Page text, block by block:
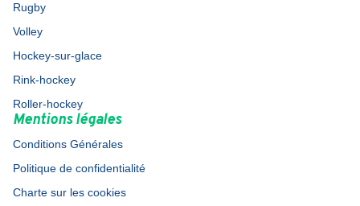
Rugby
Volley
Hockey-sur-glace
Rink-hockey
Roller-hockey
Mentions légales
Conditions Générales
Politique de confidentialité
Charte sur les cookies